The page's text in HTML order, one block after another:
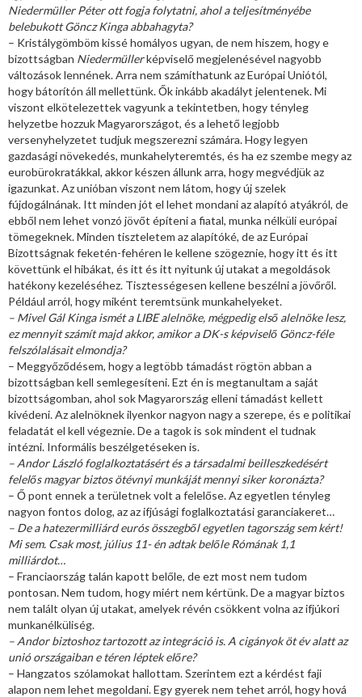
Niedermüller Péter ott fogja folytatni, ahol a teljesítményébe
belebukott Göncz Kinga abbahagyta?
– Kristálygömböm kissé homályos ugyan, de nem hiszem, hogy e
bizottságban Niedermüllerképviselő megjelenésével nagyobb
változások lennének. Arra nem számíthatunk az Európai Uniótól,
hogy bátorítón áll mellettünk. Ők inkább akadályt jelentenek. Mi
viszont elkötelezettek vagyunk a tekintetben, hogy tényleg
helyzetbe hozzuk Magyarországot, és a lehető legjobb
versenyhelyzetet tudjuk megszerezni számára. Hogy legyen
gazdasági növekedés, munkahelyteremtés, és ha ez szembe megy az
eurobürokratákkal, akkor készen állunk arra, hogy megvédjük az
igazunkat. Az unióban viszont nem látom, hogy új szelek
fújdogálnának. Itt minden jót el lehet mondani az alapító atyákról, de
ebből nem lehet vonzó jövőt építeni a fiatal, munka nélküli európai
tömegeknek. Minden tiszteletem az alapítóké, de az Európai
Bizottságnak feketén-fehéren le kellene szögeznie, hogy itt és itt
követtünk el hibákat, és itt és itt nyitunk új utakat a megoldások
hatékony kezeléséhez. Tisztességesen kellene beszélni a jövőről.
Például arról, hogy miként teremtsünk munkahelyeket.
– Mivel Gál Kinga ismét a LIBE alelnöke, mégpedig első alelnöke lesz,
ez mennyit számít majd akkor, amikor a DK-s képviselő Göncz-féle
felszólalásait elmondja?
– Meggyőződésem, hogy a legtöbb támadást rögtön abban a
bizottságban kell semlegesíteni. Ezt én is megtanultam a saját
bizottságomban, ahol sok Magyarország elleni támadást kellett
kivédeni. Az alelnöknek ilyenkor nagyon nagy a szerepe, és e politikai
feladatát el kell végeznie. De a tagok is sok mindent el tudnak
intézni. Informális beszélgetéseken is.
– Andor László foglalkoztatásért és a társadalmi beilleszkedésért
felelős magyar biztos ötévnyi munkáját mennyi siker koronázta?
– Ő pont ennek a területnek volt a felelőse. Az egyetlen tényleg
nagyon fontos dolog, az az ifjúsági foglalkoztatási garanciakeret…
– De a hatezermilliárd eurós összegből egyetlen tagország sem kért!
Mi sem. Csak most, július 11- én adtak belőle Rómának 1,1
milliárdot…
– Franciaország talán kapott belőle, de ezt most nem tudom
pontosan. Nem tudom, hogy miért nem kértünk. De a magyar biztos
nem talált olyan új utakat, amelyek révén csökkent volna az ifjúkori
munkanélküliség.
– Andor biztoshoz tartozott az integráció is. A cigányok öt év alatt az
unió országaiban e téren léptek előre?
– Hangzatos szólamokat hallottam. Szerintem ezt a kérdést faji
alapon nem lehet megoldani. Egy gyerek nem tehet arról, hogy hová